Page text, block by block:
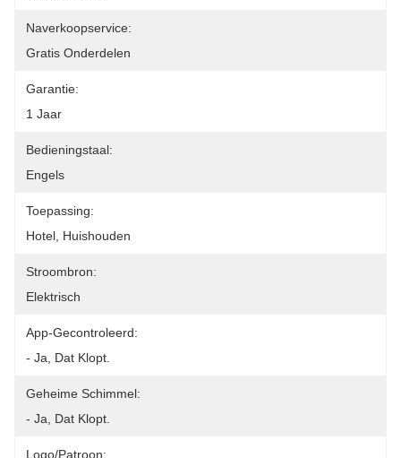
Naverkoopservice:
Gratis Onderdelen
Garantie:
1 Jaar
Bedieningstaal:
Engels
Toepassing:
Hotel, Huishouden
Stroombron:
Elektrisch
App-Gecontroleerd:
- Ja, Dat Klopt.
Geheime Schimmel:
- Ja, Dat Klopt.
Logo/patroon: